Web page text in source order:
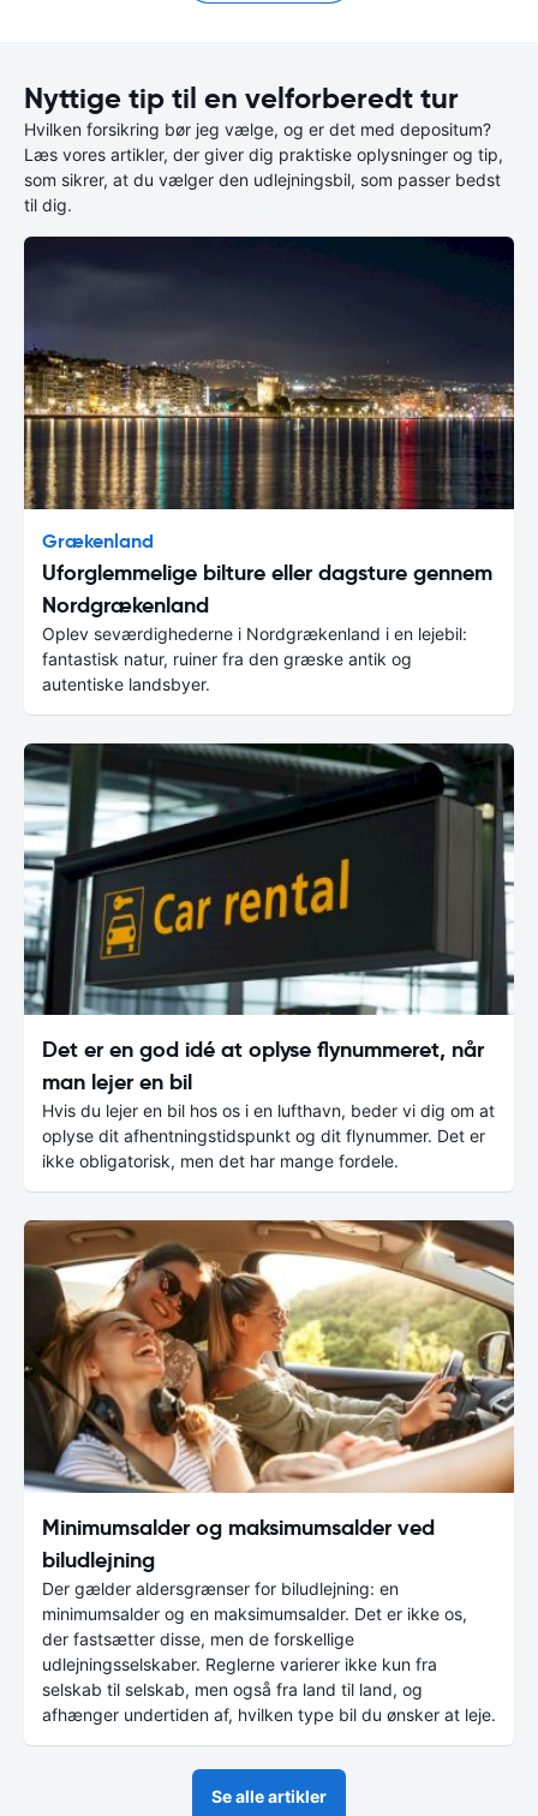
Nyttige tip til en velforberedt tur
Hvilken forsikring bør jeg vælge, og er det med depositum?
Læs vores artikler, der giver dig praktiske oplysninger og tip,
som sikrer, at du vælger den udlejningsbil, som passer bedst
til dig.
Grækenland
Uforglemmelige bilture eller dagsture gennem
Nordgrækenland
Oplev seværdighederne i Nordgrækenland i en lejebil:
fantastisk natur, ruiner fra den græske antik og
autentiske landsbyer.
Det er en god idé at oplyse flynummeret, når
man lejer en bil
Hvis du lejer en bil hos os i en lufthavn, beder vi dig om at
oplyse dit afhentningstidspunkt og dit flynummer. Det er
ikke obligatorisk, men det har mange fordele.
Minimumsalder og maksimumsalder ved
biludlejning
Der gælder aldersgrænser for biludlejning: en
minimumsalder og en maksimumsalder. Det er ikke os,
der fastsætter disse, men de forskellige
udlejningsselskaber. Reglerne varierer ikke kun fra
selskab til selskab, men også fra land til land, og
afhænger undertiden af, hvilken type bil du ønsker at leje.
Se alle artikler